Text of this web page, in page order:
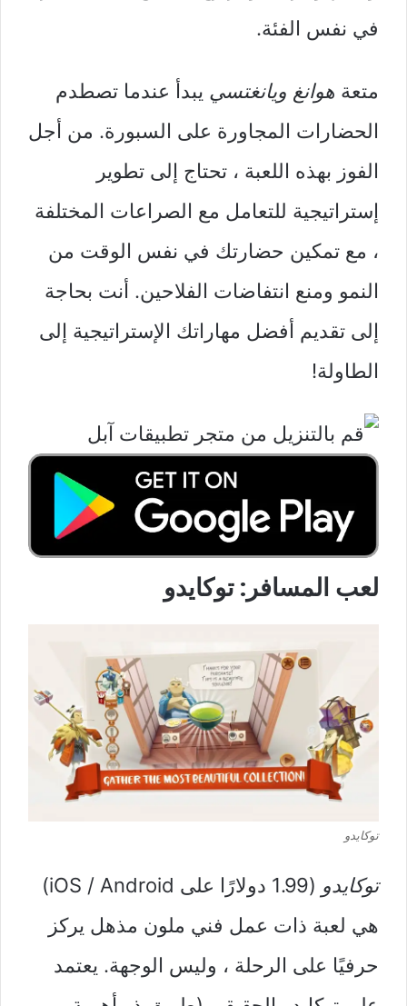
في نفس الفئة.
متعة هوانغ ويانغتسي يبدأ عندما تصطدم
الحضارات المجاورة على السبورة. من أجل
الفوز بهذه اللعبة ، تحتاج إلى تطوير
إستراتيجية للتعامل مع الصراعات المختلفة
، مع تمكين حضارتك في نفس الوقت من
النمو ومنع انتفاضات الفلاحين. أنت بحاجة
إلى تقديم أفضل مهاراتك الإستراتيجية إلى
الطاولة!
لعب المسافر: توكايدو
توكايدو
توكايدو
(1.99 دولارًا على iOS / Android)
هي لعبة ذات عمل فني ملون مذهل يركز
حرفيًا على الرحلة ، وليس الوجهة. يعتمد